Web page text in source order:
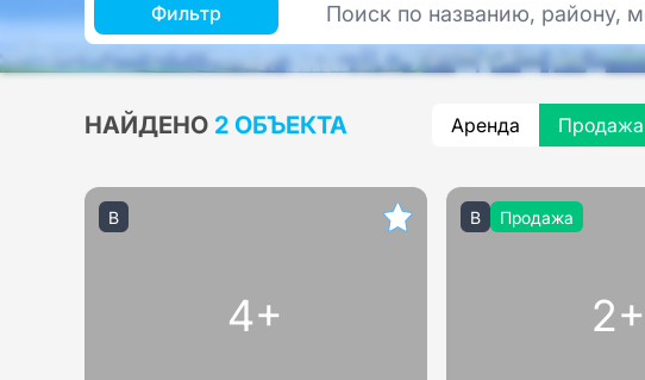
Фильтр
НАЙДЕНО 2 ОБЪЕКТА Аренда Продажа
B
4+
B Продажа
2+